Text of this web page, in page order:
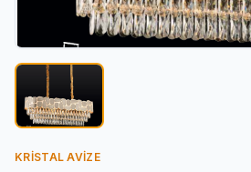
İletişim
KRİSTAL AVİZE